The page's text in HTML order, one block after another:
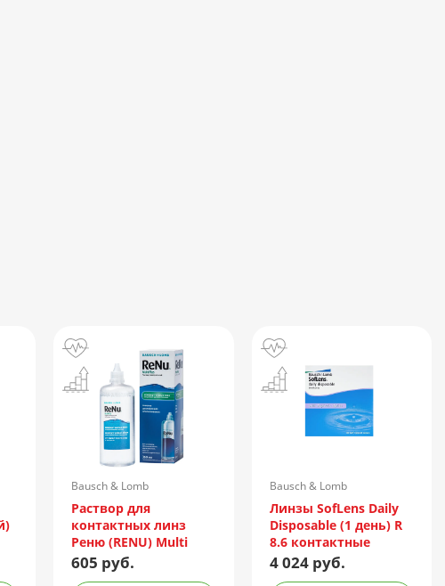
Bausch & Lomb
Incorporated/Италия
Раствор для
контактных линз
Реню (RENU) Multi
Plus 360мл +
контейнер
605 руб.
Bausch & Lomb
Линзы SofLens Daily
Disposable (1 день) R
8.6 контактные
мягкие корриг. -1,50
4 024 руб.